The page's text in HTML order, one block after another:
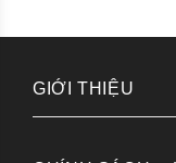
GIỚI THIỆU